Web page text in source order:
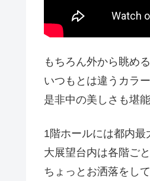
もちろん外から眺め
いつもとは違うカラ
是非中の美しさも堪
1階ホールには都内最
大展望台内は各階ご
ちょっとお洒落をし